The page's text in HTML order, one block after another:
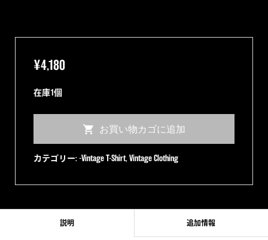
¥4,180
在庫1個
CAPITAL
お買い物カゴに追加
カテゴリー:-Vintage T-Shirt, Vintage Clothing
説明 追加情報